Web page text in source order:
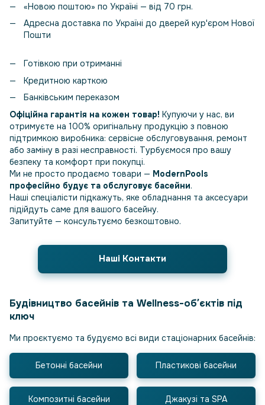
«Новою поштою» по Україні — від 70 грн.
Адресна доставка по Україні до дверей кур'єром Нової
Пошти
Готівкою при отриманні
Кредитною карткою
Банківським переказом
Офіційна гарантія на кожен товар! Купуючи у нас, ви
отримуєте на 100% оригінальну продукцію з повною
підтримкою виробника: сервісне обслуговування, ремонт
або заміну в разі несправності. Турбуємося про вашу
безпеку та комфорт при покупці.
Ми не просто продаємо товари — ModernPools
професійно будує та обслуговує басейни.
Наші спеціалісти підкажуть, яке обладнання та аксесуари
підійдуть саме для вашого басейну.
Запитуйте — консультуємо безкоштовно.
Наші Контакти
Будівництво басейнів та Wellness-обʼєктів під
ключ
Ми проєктуємо та будуємо всі види стаціонарних басейнів:
Бетонні басейни Пластикові басейни
Композитні басейни Джакузі та SPA